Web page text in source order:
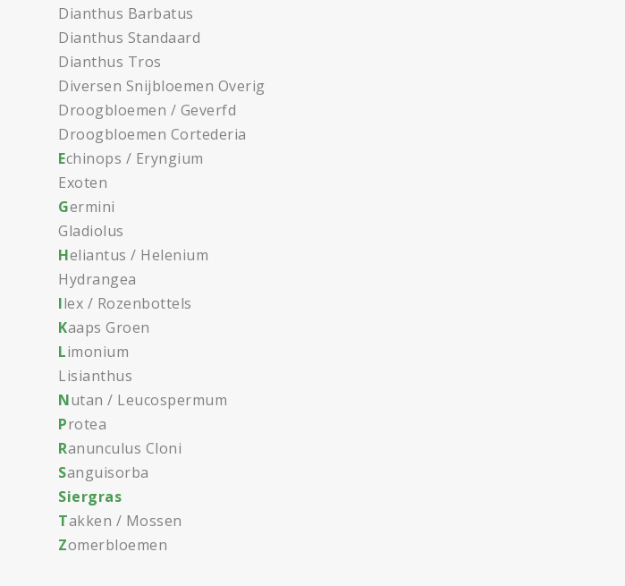
Dianthus Barbatus
Dianthus Standaard
Dianthus Tros
Diversen Snijbloemen Overig
Droogbloemen / Geverfd
Droogbloemen Cortederia
Echinops / Eryngium
Exoten
Germini
Gladiolus
Heliantus / Helenium
Hydrangea
Ilex / Rozenbottels
Kaaps Groen
Limonium
Lisianthus
Nutan / Leucospermum
Protea
Ranunculus Cloni
Sanguisorba
Siergras
Takken / Mossen
Zomerbloemen